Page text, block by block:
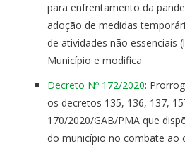
para enfrentamento da
adoção de medidas
de atividades não essenciais
Município e modifica
Decreto Nº 172/2020:
os decretos 135, 136, 137,
170/2020/GAB/PMA que
do município no combate ao